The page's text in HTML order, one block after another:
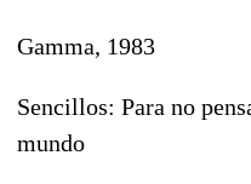
Gamma, 1983
Sencillos: Para no
mundo